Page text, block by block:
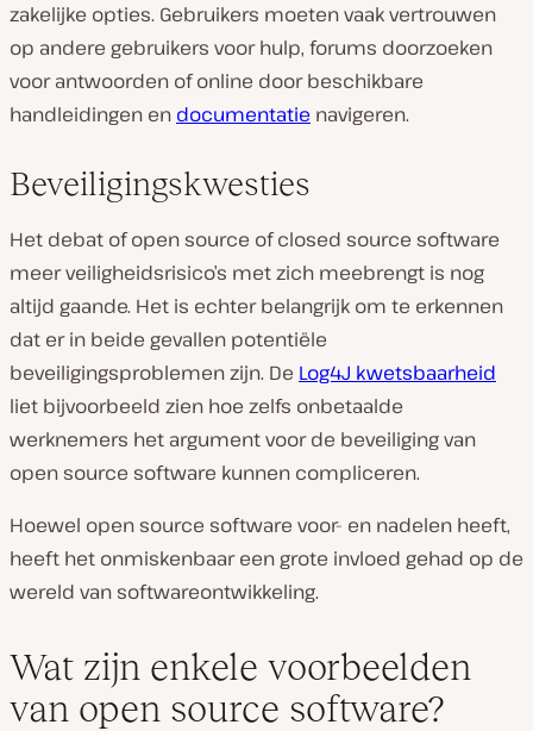
zakelijke opties. Gebruikers moeten vaak vertrouwen
op andere gebruikers voor hulp, forums doorzoeken
voor antwoorden of online door beschikbare
handleidingen en documentatie navigeren.
Beveiligingskwesties
Het debat of open source of closed source software
meer veiligheidsrisico’s met zich meebrengt is nog
altijd gaande. Het is echter belangrijk om te erkennen
dat er in beide gevallen potentiële
beveiligingsproblemen zijn. De Log4J kwetsbaarheid
liet bijvoorbeeld zien hoe zelfs onbetaalde
werknemers het argument voor de beveiliging van
open source software kunnen compliceren.
Hoewel open source software voor- en nadelen heeft,
heeft het onmiskenbaar een grote invloed gehad op de
wereld van softwareontwikkeling.
Wat zijn enkele voorbeelden
van open source software?